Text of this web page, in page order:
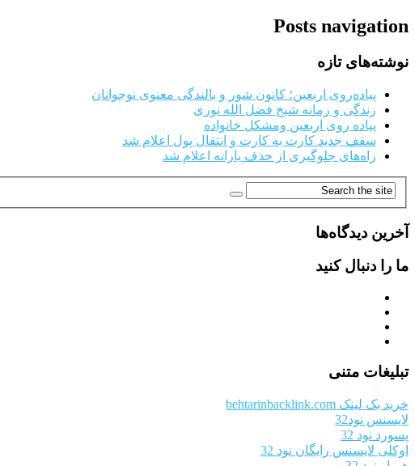
Posts navigation
نوشته‌های تازه
پیاده‌روی اربعین؛ کانون شور و بالندگی معنوی نوجوانان
زندگی و زمانه شیخ فضل الله نوری
پیاده روی اربعین ومشکل خانواده
سقف جدید کارت به کارت و انتقال پول اعلام شد
راه‌های جلوگیری از حذف یارانه اعلام شد
آخرین دیدگاه‌ها
ما را دنبال کنید
تبلیغات متنی
خرید بک لینک behtarinbacklink.com
لایسنس نود32
پسورد نود 32
اوکلی لایسنس رایگان نود 32